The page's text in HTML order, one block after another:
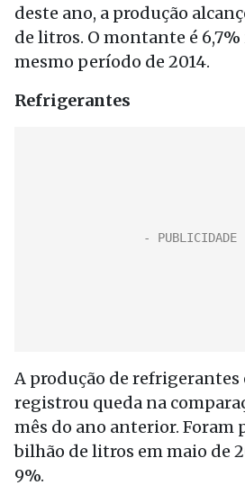
deste ano, a produção
de litros. O montante é
mesmo período de 2014.
Refrigerantes
A produção de
registrou queda na
mês do ano anterior. Foram
bilhão de litros em maio de
9%.